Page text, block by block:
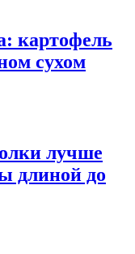
картофель
сухом
лучше
длиной до